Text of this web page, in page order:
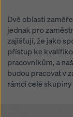
Dvě oblasti
jednak pro
zajišťují, že jako
přístup ke
pracovníkům, a
budou pracovat v
rámci celé skupiny